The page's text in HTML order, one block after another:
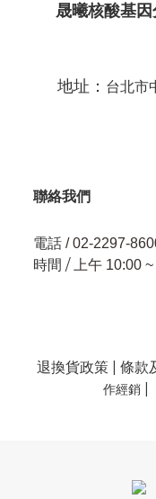
晟曦核酸基
地址： 台北市
聯絡我們
電話 / 02-2297-
時間 / 上午 10:00
退換貨政策 條款
作經銷|